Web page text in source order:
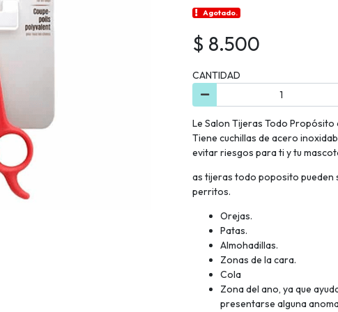
Agotado.
$ 8.500
CANTIDAD
Le Salon Tijeras Todo
Tiene cuchillas de acero
evitar riesgos para ti y tu
as tijeras todo poposito pueden
perritos.
Orejas.
Patas.
Almohadillas.
Zonas de la cara.
Cola
Zona del ano, ya que
presentarse alguna